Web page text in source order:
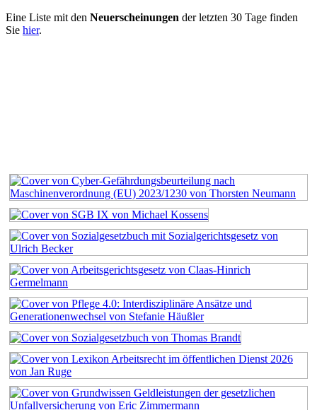
Eine Liste mit den Neuerscheinungen der letzten 30 Tage finden
Sie hier.